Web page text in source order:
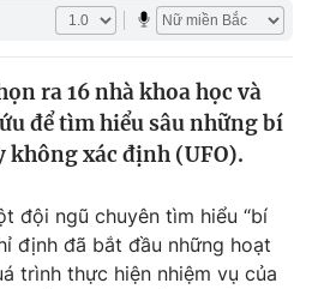
ra 16 nhà khoa học và
để tìm hiểu sâu những bí
không xác định (UFO).
đội ngũ chuyên tìm hiểu “bí
định đã bắt đầu những hoạt
trình thực hiện nhiệm vụ của